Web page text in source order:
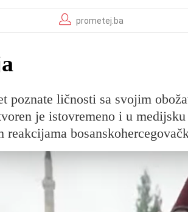
prometej.ba
poznate ličnosti sa svojim
je istovremeno i u
reakcijama